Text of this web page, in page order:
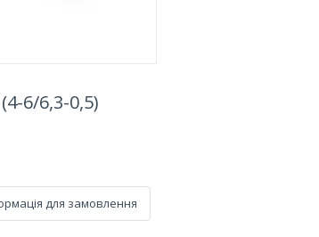
6/6,3-0,5)
для замовлення